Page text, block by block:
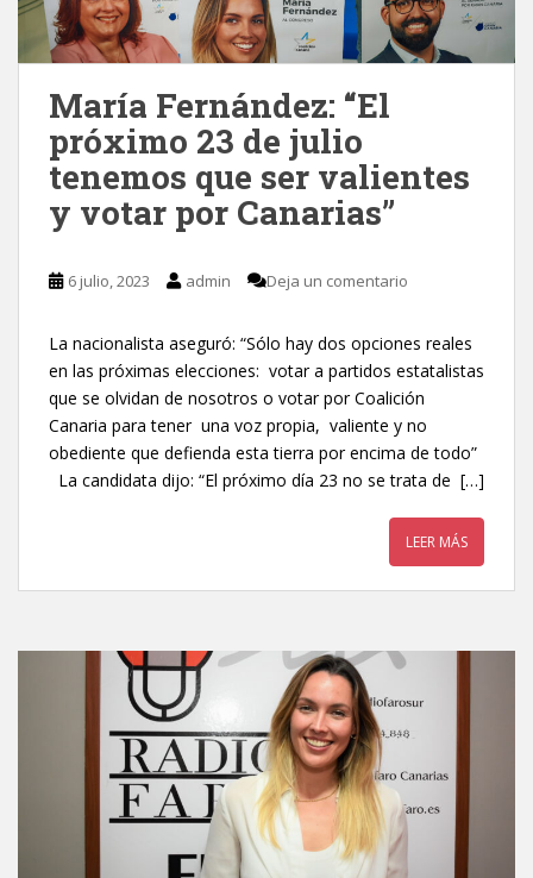
María Fernández: “El
próximo 23 de julio
tenemos que ser valientes
y votar por Canarias”
6 julio, 2023 admin Deja un comentario
La nacionalista aseguró: “Sólo hay dos opciones reales
en las próximas elecciones: votar a partidos estatalistas
que se olvidan de nosotros o votar por Coalición
Canaria para tener una voz propia, valiente y no
obediente que defienda esta tierra por encima de todo”
La candidata dijo: “El próximo día 23 no se trata de […]
LEER MÁS